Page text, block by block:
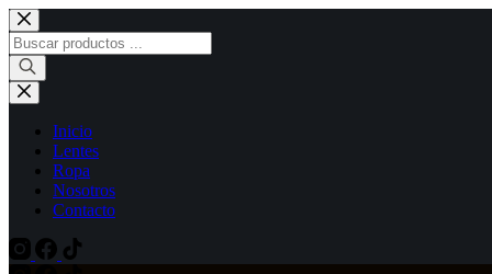
Saltar
al
contenido
Búsqueda
de
productos
Inicio
Lentes
Ropa
Nosotros
Contacto